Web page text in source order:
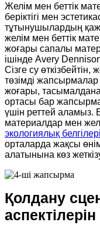
Желім мен беттік
беріктігі мен
тұтынушылардың
желім мен беттік
жоғары сапалы
ішінде Avery
Сізге су
төзімді
жоғары,
ортасы бар
үшін реттей аламыз.
материалдар мен
экологиялық белгілері
орталарда жақсы
алатынына көз
Қолдану